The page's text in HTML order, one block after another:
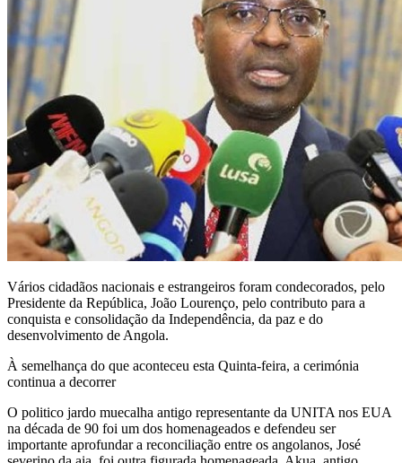
Vários cidadãos nacionais e estrangeiros foram condecorados, pelo
Presidente da República, João Lourenço, pelo contributo para a
conquista e consolidação da Independência, da paz e do
desenvolvimento de Angola.
À semelhança do que aconteceu esta Quinta-feira, a cerimónia
continua a decorrer
O politico jardo muecalha antigo representante da UNITA nos EUA
na década de 90 foi um dos homenageados e defendeu ser
importante aprofundar a reconciliação entre os angolanos, José